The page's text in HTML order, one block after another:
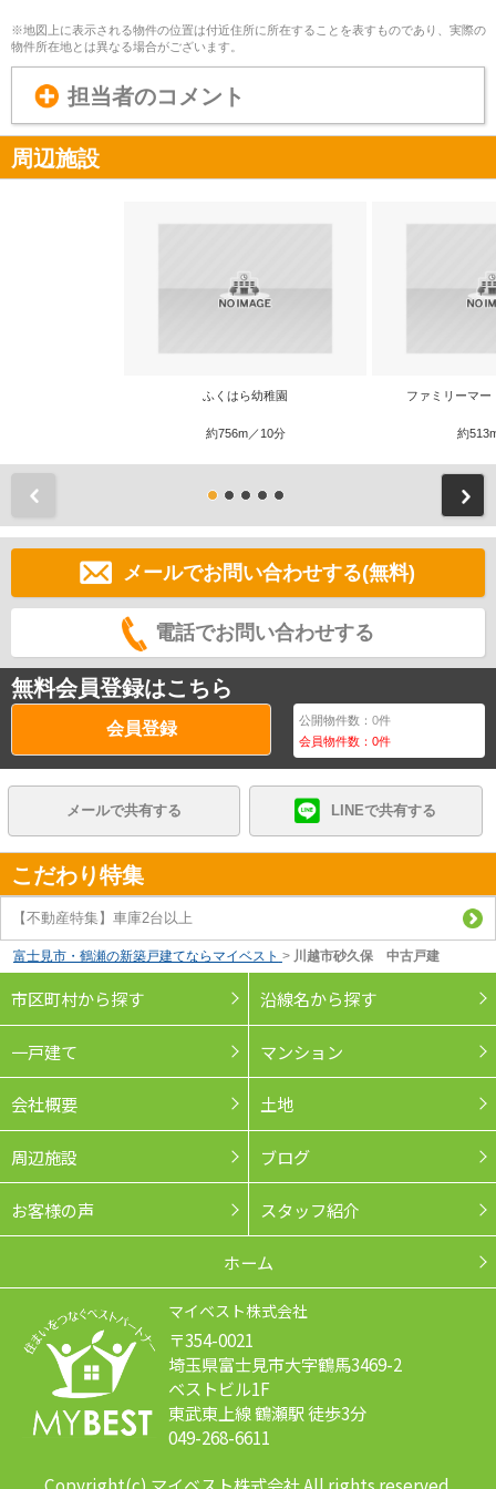
※地図上に表示される物件の位置は付近住所に所在することを表すものであり、実際の
物件所在地とは異なる場合がございます。
担当者のコメント
周辺施設
ふくはら幼稚園
約756m／10分
ファミリーマー
約
メールでお問い合わせする(無料)
電話でお問い合わせする
無料会員登録はこちら
会員登録 公開物件数：0件
会員物件数：0件
メールで共有する LINEで共有する
こだわり特集
【不動産特集】車庫2台以上
富士見市・鶴瀬の新築戸建てならマイベスト > 川越市砂久保 中古戸建
市区町村から探す 沿線名から探す
一戸建て マンション
会社概要 土地
周辺施設 ブログ
お客様の声 スタッフ紹介
ホーム
マイベスト株式会社
〒354-0021
埼玉県富士見市大字鶴馬3469-2
ベストビル1F
東武東上線 鶴瀬駅 徒歩3分
049-268-6611